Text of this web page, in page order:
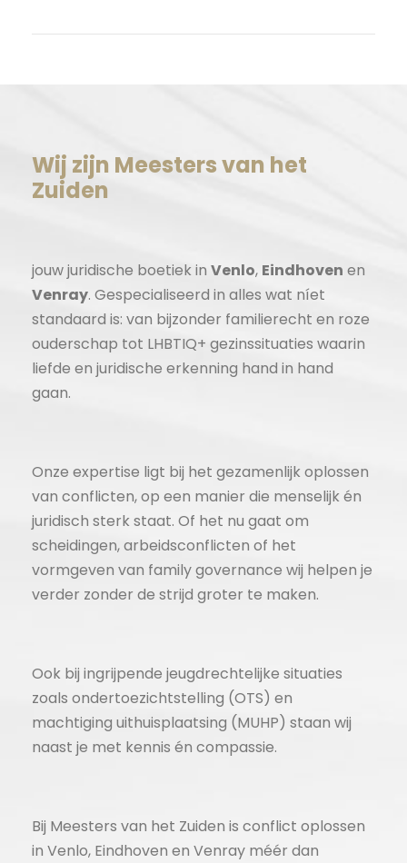
Wij zijn Meesters van het
Zuiden
jouw juridische boetiek in Venlo, Eindhoven en
Venray. Gespecialiseerd in alles wat níet
standaard is: van bijzonder familierecht en roze
ouderschap tot LHBTIQ+ gezinssituaties waarin
liefde en juridische erkenning hand in hand
gaan.
Onze expertise ligt bij het gezamenlijk oplossen
van conflicten, op een manier die menselijk én
juridisch sterk staat. Of het nu gaat om
scheidingen, arbeidsconflicten of het
vormgeven van family governance wij helpen je
verder zonder de strijd groter te maken.
Ook bij ingrijpende jeugdrechtelijke situaties
zoals ondertoezichtstelling (OTS) en
machtiging uithuisplaatsing (MUHP) staan wij
naast je met kennis én compassie.
Bij Meesters van het Zuiden is conflict oplossen
in Venlo, Eindhoven en Venray méér dan